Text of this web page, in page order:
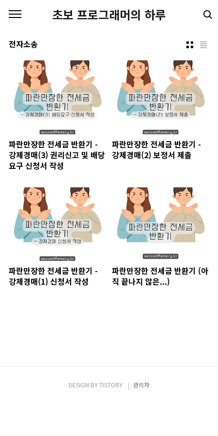
초보 프로그래머의 하루
전자소송
파란만장한 전세금 반환기 -
강제경매(3) 권리신고 및 배당
요구 신청서 작성
파란만장한 전세금 반환기 -
강제경매(2) 보정서 제출
파란만장한 전세금 반환기 -
강제경매(1) 신청서 작성
파란만장한 전세금 반환기 (아
직 끝나지 않은...)
DESIGN BYTISTORY 관리자